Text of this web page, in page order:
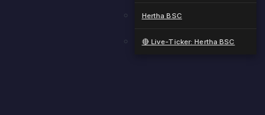
Hertha BSC
🔴 Live-Ticker: Hertha BSC